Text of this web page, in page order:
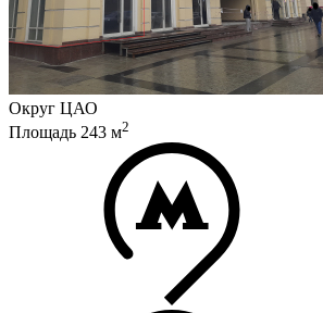
Округ ЦАО
Площадь 243 м2